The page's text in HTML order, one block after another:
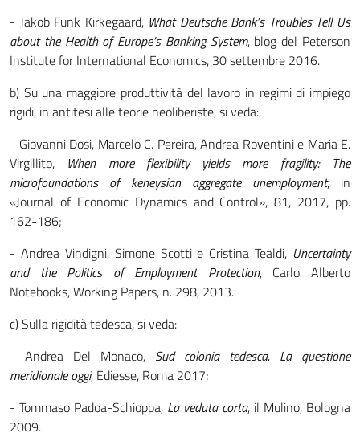
- Jakob Funk Kirkegaard, What Deutsche Bank’s Troubles Tell Us
about the Health of Europe’s Banking System, blog del Peterson
Institute for International Economics, 30 settembre 2016.
b) Su una maggiore produttività del lavoro in regimi di impiego
rigidi, in antitesi alle teorie neoliberiste, si veda:
- Giovanni Dosi, Marcelo C. Pereira, Andrea Roventini e Maria E.
Virgillito, When more flexibility yields more fragility: The
microfoundations of keneysian aggregate unemployment, in
«Journal of Economic Dynamics and Control», 81, 2017, pp.
162-186;
- Andrea Vindigni, Simone Scotti e Cristina Tealdi, Uncertainty
and the Politics of Employment Protection, Carlo Alberto
Notebooks, Working Papers, n. 298, 2013.
c) Sulla rigidità tedesca, si veda:
- Andrea Del Monaco, Sud colonia tedesca. La questione
meridionale oggi, Ediesse, Roma 2017;
- Tommaso Padoa-Schioppa, La veduta corta, il Mulino, Bologna
2009.